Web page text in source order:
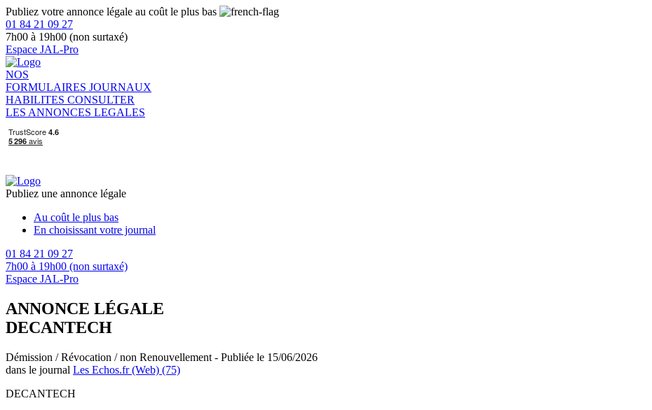
Publiez votre annonce légale au coût le plus bas
01 84 21 09 27
7h00 à 19h00 (non surtaxé)
Espace JAL-Pro
NOS
FORMULAIRES JOURNAUX
HABILITES CONSULTER
LES ANNONCES LEGALES
Publiez une annonce légale
Au coût le plus bas
En choisissant votre journal
01 84 21 09 27
7h00 à 19h00 (non surtaxé)
Espace JAL-Pro
ANNONCE LÉGALE
DECANTECH
Démission / Révocation / non Renouvellement - Publiée le 15/06/2026
dans le journal Les Echos.fr (Web) (75)
DECANTECH